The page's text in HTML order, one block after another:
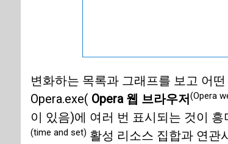
변화하는 목록과 그래프를 보고 어
Opera.exe( Opera 웹 브라우저(Opera
이 있음)에 여러 번 표시되는 것이 흥
(time and set) 활성 리소스 집합과 연관